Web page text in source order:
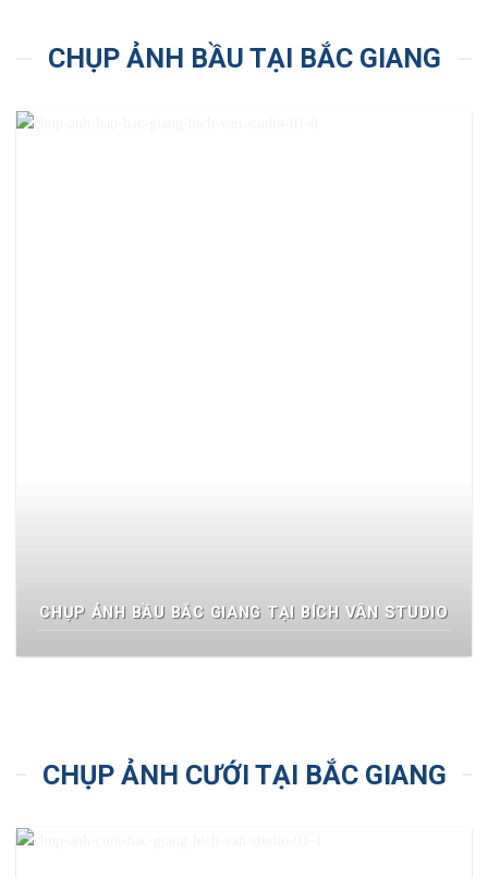
CHỤP ẢNH BẦU TẠI BẮC GIANG
CHỤP ẢNH BẦU BẮC GIANG TẠI BÍCH VÂN STUDIO
CHỤP ẢNH CƯỚI TẠI BẮC GIANG